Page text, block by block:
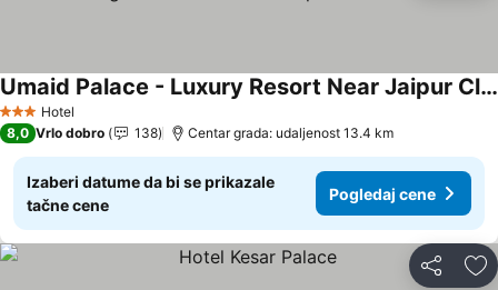
3 Zvezdice
Hotel
Umaid Palace - Luxury Resort Near Jaipur Close to Bhangarh & Chand Baori Stepwell Abhaneri
8,0 Vrlo dobro 138 Centar grada: udaljenost 13.4 km
Izaberi datume da bi se prikazale
tačne cene
Pogledaj cene
Deli